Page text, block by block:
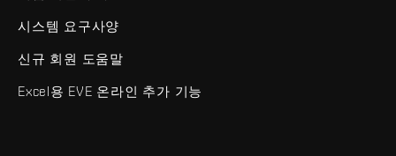
시스템 요구사양
신규 회원 도움말
Excel용 EVE 온라인 추가 기능